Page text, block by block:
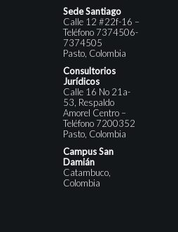
Sede Santiago
Calle 12 #22f-16 –
Teléfono 7374506-
7374505
Pasto, Colombia
Consultorios
Jurídicos
Calle 16 No 21a-
53, Respaldo
Amorel Centro –
Teléfono 7200352
Pasto, Colombia
Campus San
Damián
Catambuco,
Colombia